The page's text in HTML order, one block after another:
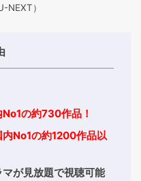
NEXT）
の約730作品！
No1の約1200作品以
が見放題で視聴可能